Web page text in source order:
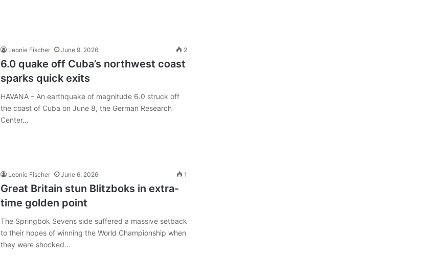
Leonie Fischer June 9, 2026 2
6.0 quake off Cuba’s northwest coast
sparks quick exits
HAVANA – An earthquake of magnitude 6.0 struck off
the coast of Cuba on June 8, the German Research
Center…
Leonie Fischer June 6, 2026 1
Great Britain stun Blitzboks in extra-
time golden point
The Springbok Sevens side suffered a massive setback
to their hopes of winning the World Championship when
they were shocked…